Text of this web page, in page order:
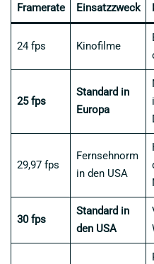
Framerate Einsatzzweck
24 fps Kinofilme
25 fps
Standard in
Europa
29,97 fps
Fernsehnorm
in den USA
30 fps
Standard in
den USA